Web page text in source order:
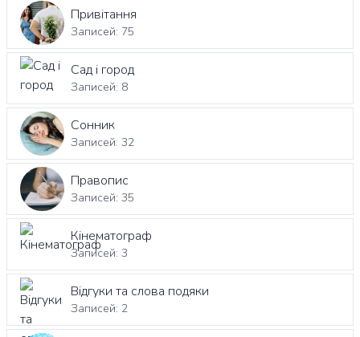
Привітання
Записей: 75
Сад і город
Записей: 8
Сонник
Записей: 32
Правопис
Записей: 35
Кінематограф
Записей: 3
Відгуки та слова подяки
Записей: 2